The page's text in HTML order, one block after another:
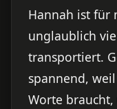
Hannah ist für
unglaublich
transportiert.
spannend,
Worte